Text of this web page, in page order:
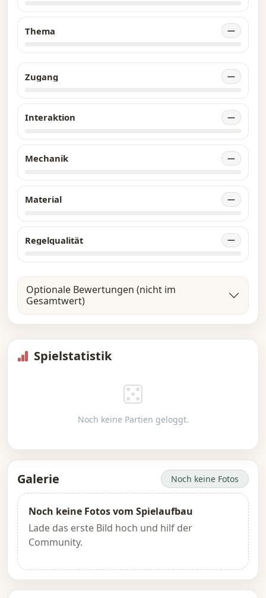
Thema —
Zugang —
Interaktion —
Mechanik —
Material —
Regelqualität —
Optionale Bewertungen (nicht im
Gesamtwert)
Spielstatistik
Noch keine Partien geloggt.
Galerie Noch keine Fotos
Noch keine Fotos vom Spielaufbau
Lade das erste Bild hoch und hilf der
Community.